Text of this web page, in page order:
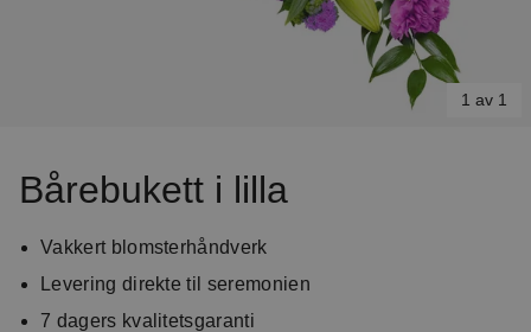
1 av 1
Bårebukett i lilla
Vakkert blomsterhåndverk
Levering direkte til seremonien
7 dagers kvalitetsgaranti